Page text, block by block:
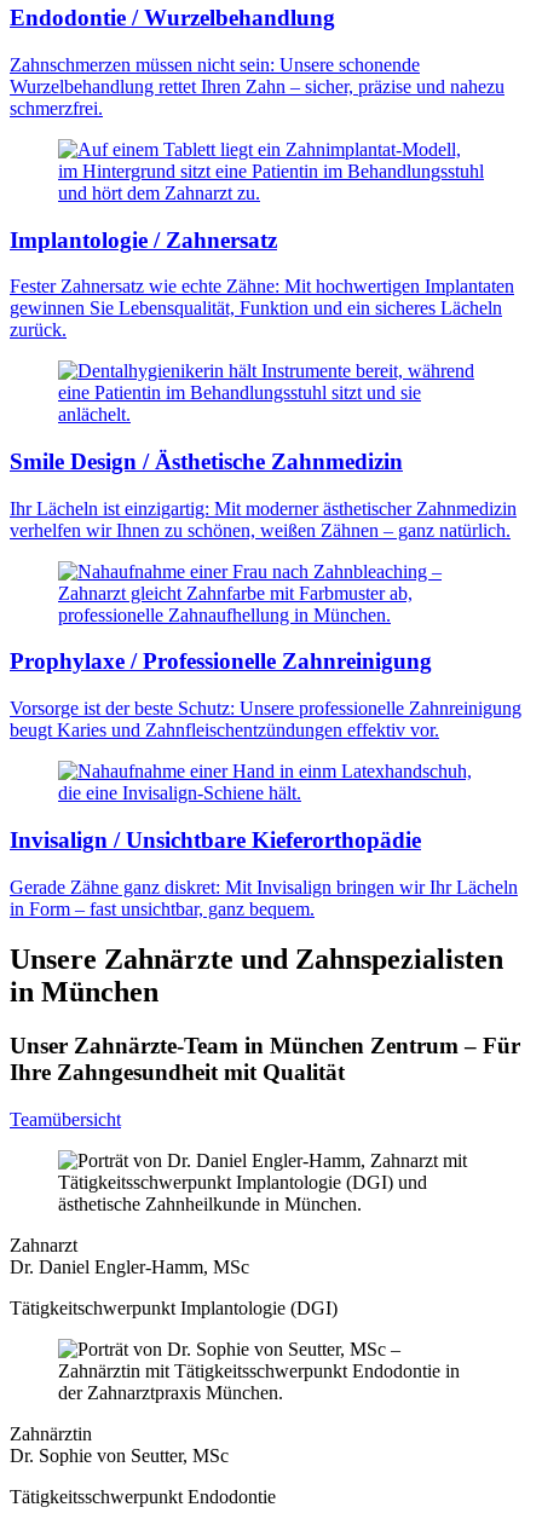
Endodontie / Wurzelbehandlung
Zahnschmerzen müssen nicht sein: Unsere schonende
Wurzelbehandlung rettet Ihren Zahn – sicher, präzise und nahezu
schmerzfrei.
Implantologie / Zahnersatz
Fester Zahnersatz wie echte Zähne: Mit hochwertigen Implantaten
gewinnen Sie Lebensqualität, Funktion und ein sicheres Lächeln
zurück.
Smile Design / Ästhetische Zahnmedizin
Ihr Lächeln ist einzigartig: Mit moderner ästhetischer Zahnmedizin
verhelfen wir Ihnen zu schönen, weißen Zähnen – ganz natürlich.
Prophylaxe / Professionelle Zahnreinigung
Vorsorge ist der beste Schutz: Unsere professionelle Zahnreinigung
beugt Karies und Zahnfleischentzündungen effektiv vor.
Invisalign / Unsichtbare Kieferorthopädie
Gerade Zähne ganz diskret: Mit Invisalign bringen wir Ihr Lächeln
in Form – fast unsichtbar, ganz bequem.
Unsere Zahnärzte und Zahnspezialisten
in München
Unser Zahnärzte-Team in München Zentrum – Für
Ihre Zahngesundheit mit Qualität
Teamübersicht
Zahnarzt
Dr. Daniel Engler-Hamm, MSc
Tätigkeitschwerpunkt Implantologie (DGI)
Zahnärztin
Dr. Sophie von Seutter, MSc
Tätigkeitsschwerpunkt Endodontie